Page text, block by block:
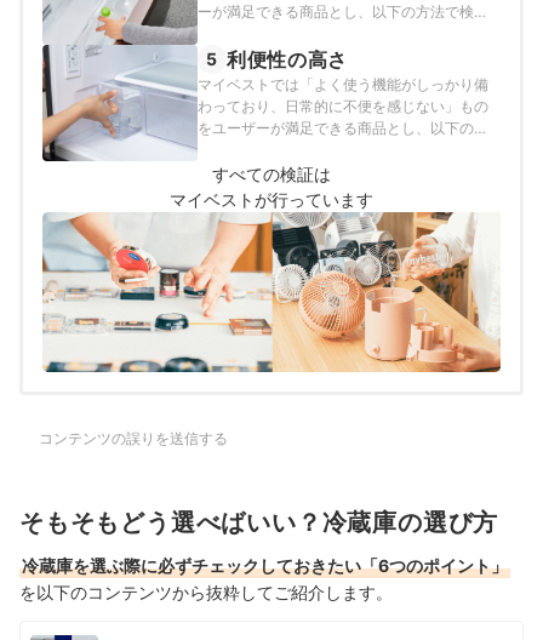
ーが満足できる商品とし、以下の方法で検証
5 利便性の高さ
マイベストでは「よく使う機能がしっかり備
わっており、日常的に不便を感じない」もの
をユーザーが満足できる商品とし、以下の方
すべての検証は
マイベストが行っています
コンテンツの誤りを送信する
そもそもどう選べばいい？冷蔵庫の選び方
冷蔵庫を選ぶ際に必ずチェックしておきたい「6つのポイント」
を以下のコンテンツから抜粋してご紹介します。